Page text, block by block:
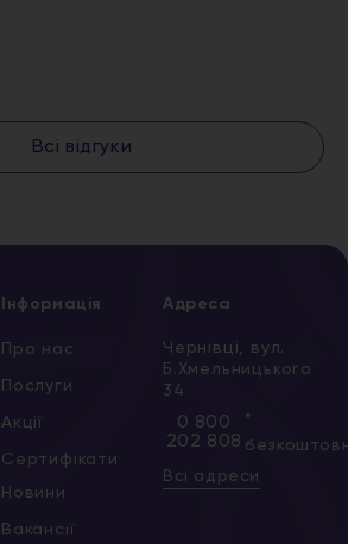
Всі відгуки
Інформація
Про нас
Послуги
Акції
Сертифікати
Новини
Вакансії
Адреса
Чернівці, вул.
Б.Хмельницького
34
0 800
202 808
*
Всі адреси